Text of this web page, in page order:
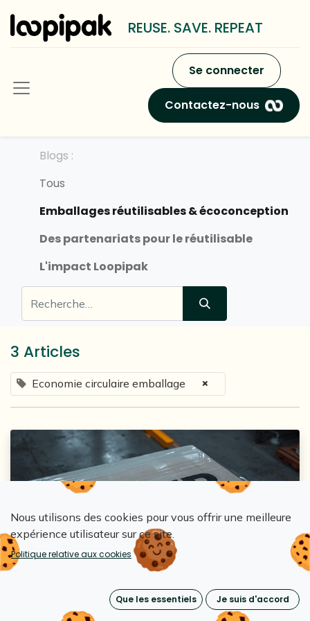
REUSE. SAVE. REPEAT
Se connecter
Contactez-nous
Blogs :
Tous
Emballages réutilisables & écoconception
Des partenariats pour le réutilisable
L'impact Loopipak
3 Articles
Economie circulaire emballage ×
Loopipak
Réutiliser ou payer : ce que le PPWR va
réellement coûter aux entreprises
0
840
Emballages réutilisables & écoconception
Nous utilisons des cookies pour vous offrir une meilleure
expérience utilisateur sur ce site.
Politique relative aux cookies
Que les essentiels Je suis d'accord